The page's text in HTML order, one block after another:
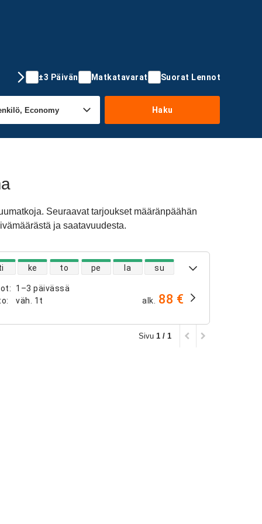
±3 Päivän Matkatavarat Suorat Lennot
Haku
Seuraavat tarjoukset määränpäähän
ja saatavuudesta.
:
1–3 päivässä
: väh. 1t
saatavuus
ke to pe la su
alk. 88 €
Sivu 1 / 1